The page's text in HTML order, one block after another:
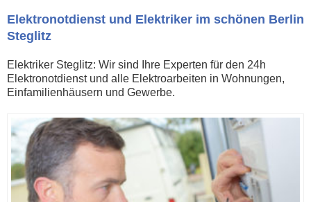
Elektronotdienst und Elektriker im schönen Berlin
Steglitz
Elektriker Steglitz: Wir sind Ihre Experten für den 24h
Elektronotdienst und alle Elektroarbeiten in Wohnungen,
Einfamilienhäusern und Gewerbe.